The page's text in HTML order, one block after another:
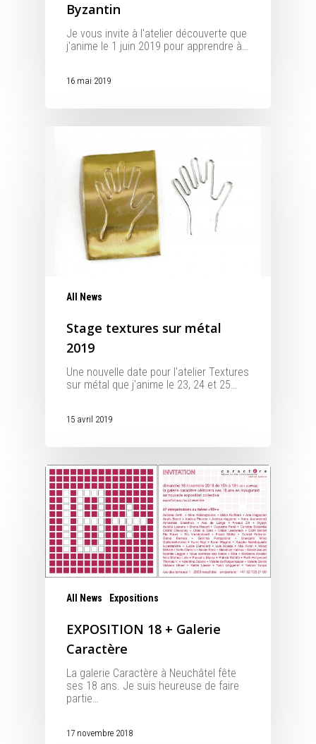
Byzantin
Je vous invite à l'atelier découverte que
j'anime le 1 juin 2019 pour apprendre à…
16 mai 2019
All News
Stage textures sur métal
2019
Une nouvelle date pour l'atelier Textures
sur métal que j'anime le 23, 24 et 25…
15 avril 2019
All News Expositions
EXPOSITION 18 + Galerie
Caractère
La galerie Caractère à Neuchâtel fête
ses 18 ans. Je suis heureuse de faire
partie…
17 novembre 2018